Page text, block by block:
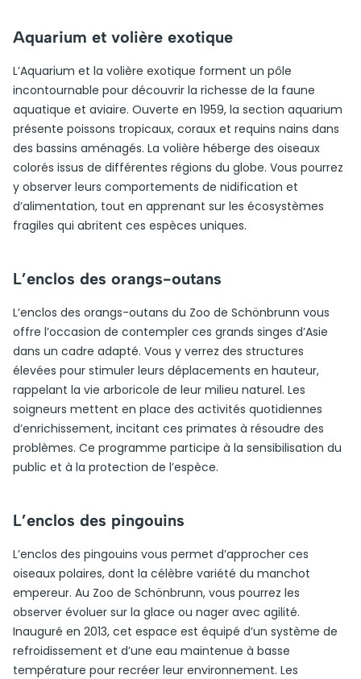
Aquarium et volière exotique
L’Aquarium et la volière exotique forment un pôle
incontournable pour découvrir la richesse de la faune
aquatique et aviaire. Ouverte en 1959, la section aquarium
présente poissons tropicaux, coraux et requins nains dans
des bassins aménagés. La volière héberge des oiseaux
colorés issus de différentes régions du globe. Vous pourrez
y observer leurs comportements de nidification et
d’alimentation, tout en apprenant sur les écosystèmes
fragiles qui abritent ces espèces uniques.
L’enclos des orangs-outans
L’enclos des orangs-outans du Zoo de Schönbrunn vous
offre l’occasion de contempler ces grands singes d’Asie
dans un cadre adapté. Vous y verrez des structures
élevées pour stimuler leurs déplacements en hauteur,
rappelant la vie arboricole de leur milieu naturel. Les
soigneurs mettent en place des activités quotidiennes
d’enrichissement, incitant ces primates à résoudre des
problèmes. Ce programme participe à la sensibilisation du
public et à la protection de l’espèce.
L’enclos des pingouins
L’enclos des pingouins vous permet d’approcher ces
oiseaux polaires, dont la célèbre variété du manchot
empereur. Au Zoo de Schönbrunn, vous pourrez les
observer évoluer sur la glace ou nager avec agilité.
Inauguré en 2013, cet espace est équipé d’un système de
refroidissement et d’une eau maintenue à basse
température pour recréer leur environnement. Les